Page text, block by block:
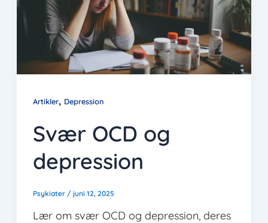
Artikler, Depression
Svær OCD og
depression
Psykiater / juni 12, 2025
Lær om svær OCD og depression, deres